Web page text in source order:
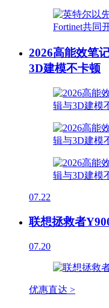
2026高能效笔
3D建模不卡顿
07.22
联想拯救者
07.20
优惠直达 >